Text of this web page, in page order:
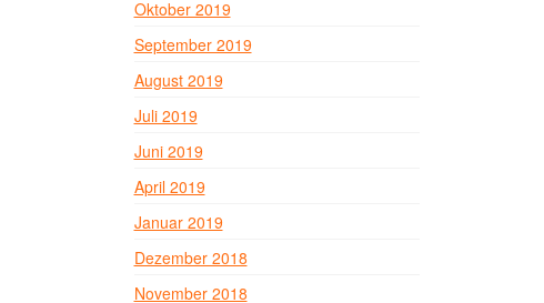
Oktober 2019
September 2019
August 2019
Juli 2019
Juni 2019
April 2019
Januar 2019
Dezember 2018
November 2018